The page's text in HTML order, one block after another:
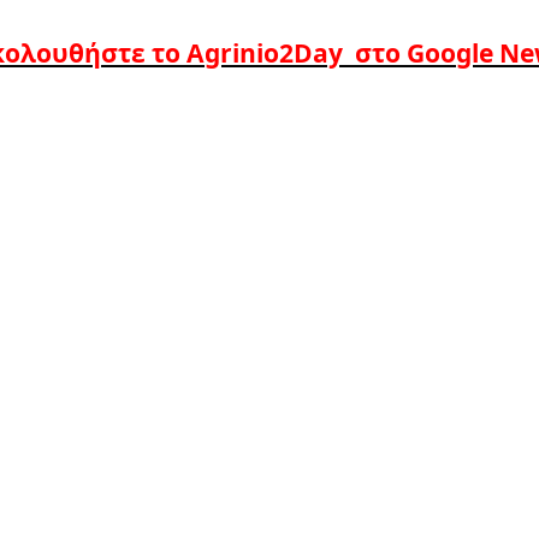
το Agrinio2Day στο Google